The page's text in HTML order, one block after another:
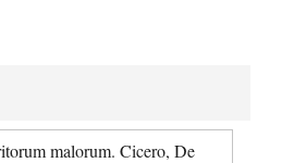
malorum. Cicero, De